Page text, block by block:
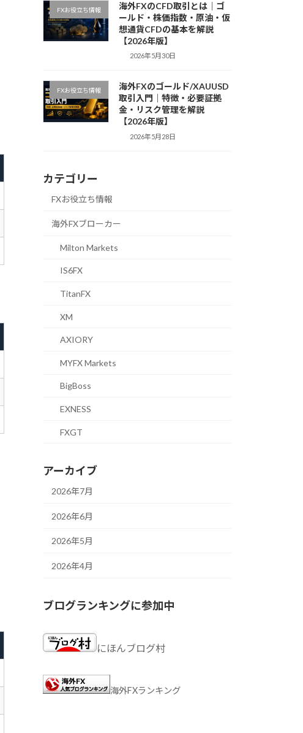
FXお役立ち情報
海外FXのCFD取引とは｜ゴ
ールド・株価指数・原油・仮
想通貨CFDの基本を解説
【2026年版】
2026年5月30日
FXお役立ち情報
海外FXのゴールド/XAUUSD
取引入門｜特徴・必要証拠
金・リスク管理を解説
【2026年版】
2026年5月28日
カテゴリー
FXお役立ち情報
海外FXブローカー
Milton Markets
IS6FX
TitanFX
XM
AXIORY
MYFX Markets
BigBoss
EXNESS
FXGT
アーカイブ
2026年7月
2026年6月
2026年5月
2026年4月
ブログランキングに参加中
にほんブログ村
海外FXランキング